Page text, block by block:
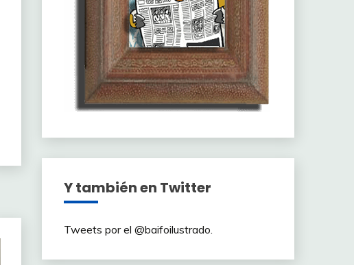
Y también en Twitter
Tweets por el @baifoilustrado.